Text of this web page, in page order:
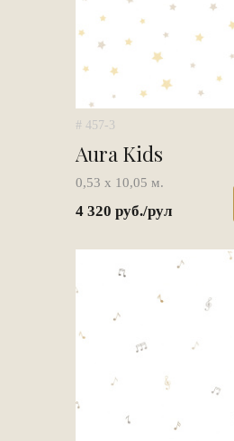
# 457-3
Aura Kids
0,53 х 10,05 м.
4 320 руб./рул